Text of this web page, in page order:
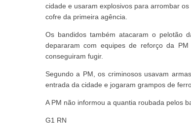
cidade e usaram explosivos para arrombar
cofre da primeira agência.
Os bandidos também atacaram o pelotão
depararam com equipes de reforço da
conseguiram fugir.
Segundo a PM, os criminosos usavam
entrada da cidade e jogaram grampos de
A PM não informou a quantia roubada pelos
G1 RN